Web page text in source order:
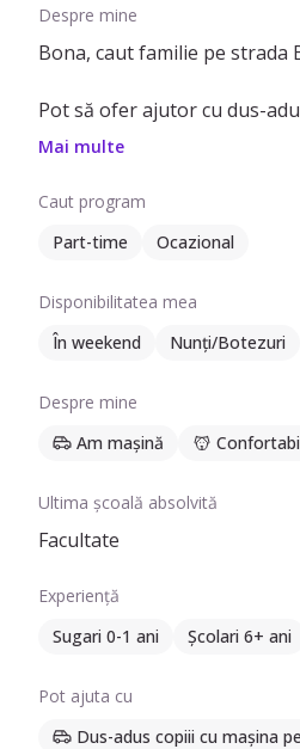
Despre mine
Bona, caut familie pe strada
Pot să ofer ajutor cu dus-
de peste 6 ani. Pe lângă
Mai multe
Caut program
Part-time
Ocazional
Disponibilitatea mea
În weekend
Nunți/Botezuri
Despre mine
Am mașină
Ultima școală absolvită
Facultate
Experiență
Sugari 0-1 ani
Școlari 6+ ani
Pot ajuta cu
Dus-adus copiii cu mașina